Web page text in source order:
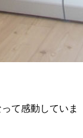
て感動していま